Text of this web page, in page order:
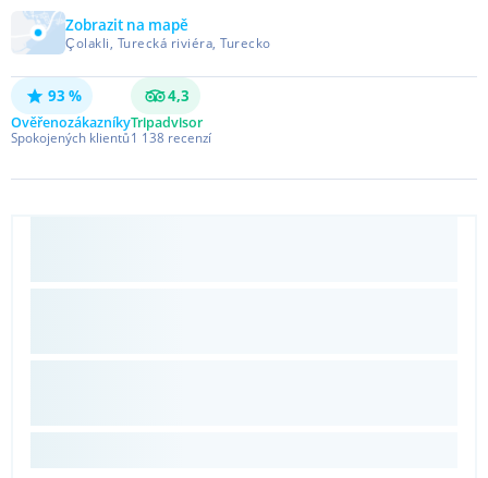
Zobrazit na mapě
Çolakli, Turecká riviéra, Turecko
93 %
Ověřenozákazníky
Spokojených klientů
4,3
Tripadvisor
1 138 recenzí